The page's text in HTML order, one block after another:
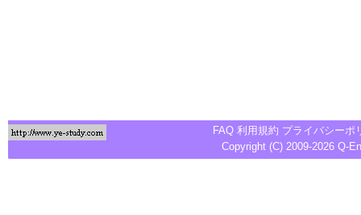
FAQ 利用規約 プライバシーポ
Copyright (C) 2009-2026 Q-